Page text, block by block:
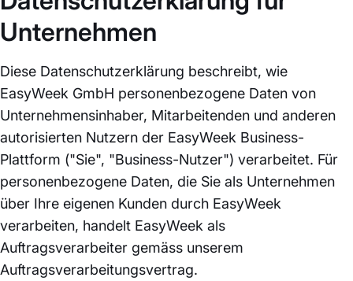
Unternehmen
Diese Datenschutzerklärung beschreibt, wie
EasyWeek GmbH personenbezogene Daten von
Unternehmensinhaber, Mitarbeitenden und anderen
autorisierten Nutzern der EasyWeek Business-
Plattform ("Sie", "Business-Nutzer") verarbeitet. Für
personenbezogene Daten, die Sie als Unternehmen
über Ihre eigenen Kunden durch EasyWeek
verarbeiten, handelt EasyWeek als
Auftragsverarbeiter gemäss unserem
Auftragsverarbeitungsvertrag.